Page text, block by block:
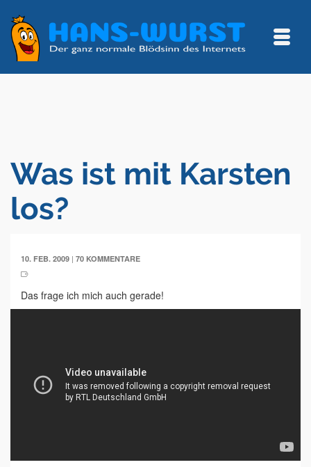
Was ist mit Karsten
los?
10. FEB. 2009 | 70 KOMMENTARE
Das frage ich mich auch gerade!